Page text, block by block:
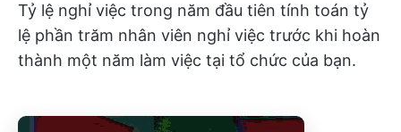
Tỷ lệ nghỉ việc trong năm đầu tiên tính toán tỷ
lệ phần trăm nhân viên nghỉ việc trước khi hoàn
thành một năm làm việc tại tổ chức của bạn.